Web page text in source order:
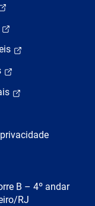
B – 4º andar
RJ